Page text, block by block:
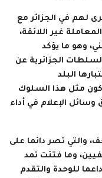
لهم في الجزائر مع
غير اللائقة،
وهو ما يؤكد
الجزائرية عن
البلد
مثل هذا السلوك
الإعلام في أداء
والتي تصر دائما على
وما فتئت تمد
للوحدة والتقدم